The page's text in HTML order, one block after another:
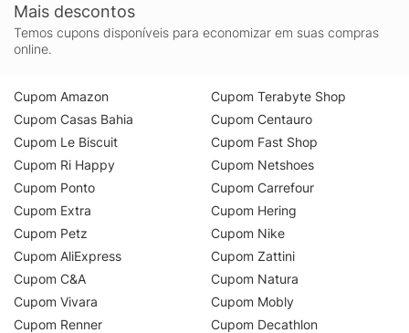
Mais descontos
Temos cupons disponíveis para economizar em suas compras
online.
Cupom Amazon
Cupom Casas Bahia
Cupom Le Biscuit
Cupom Ri Happy
Cupom Ponto
Cupom Extra
Cupom Petz
Cupom AliExpress
Cupom C&A
Cupom Vivara
Cupom Renner
Cupom Terabyte Shop
Cupom Centauro
Cupom Fast Shop
Cupom Netshoes
Cupom Carrefour
Cupom Hering
Cupom Nike
Cupom Zattini
Cupom Natura
Cupom Mobly
Cupom Decathlon